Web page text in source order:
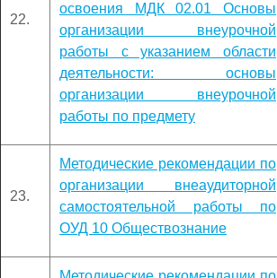
22.
освоения МДК 02.01 Основы
организации внеурочной
работы с указанием области
деятельности: основы
организации внеурочной
работы по предмету
23.
Методические рекомендации по
организации внеаудиторной
самостоятельной работы по
ОУД 10 Обществознание